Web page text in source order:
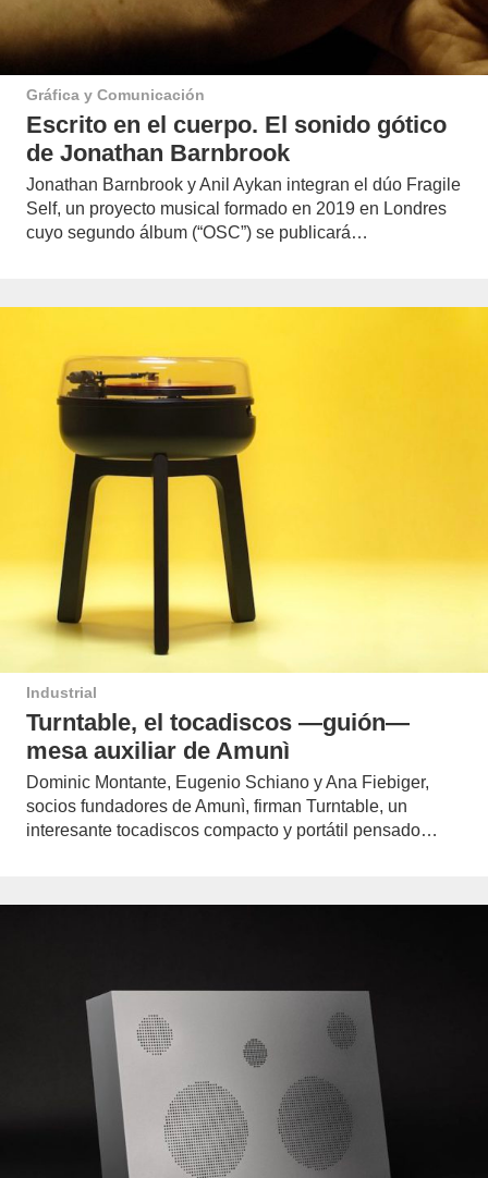
Gráfica y Comunicación
Escrito en el cuerpo. El sonido gótico
de Jonathan Barnbrook
Jonathan Barnbrook y Anil Aykan integran el dúo Fragile
Self, un proyecto musical formado en 2019 en Londres
cuyo segundo álbum (“OSC”) se publicará…
Industrial
Turntable, el tocadiscos —guión—
mesa auxiliar de Amunì
Dominic Montante, Eugenio Schiano y Ana Fiebiger,
socios fundadores de Amunì, firman Turntable, un
interesante tocadiscos compacto y portátil pensado…